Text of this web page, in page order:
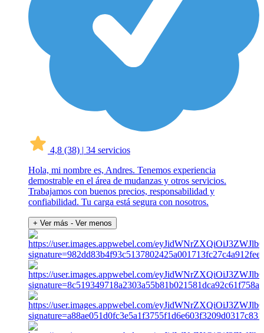
4,8 (38) | 34 servicios
Hola, mi nombre es, Andres. Tenemos experiencia
demostrable en el área de mudanzas y otros servicios.
Trabajamos con buenos precios, responsabilidad y
confiabilidad. Tu carga está segura con nosotros.
+ Ver más - Ver menos